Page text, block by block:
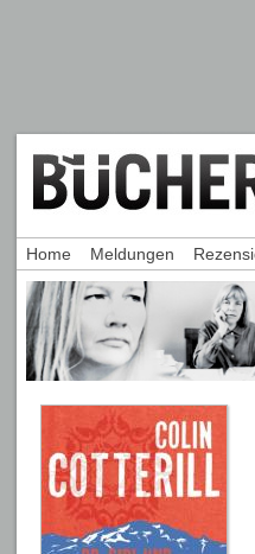
Home Meldungen